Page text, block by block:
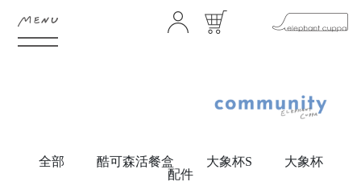
FEATURE SHOP
全部 酷可森活餐盒 大象杯S
大象杯
配件